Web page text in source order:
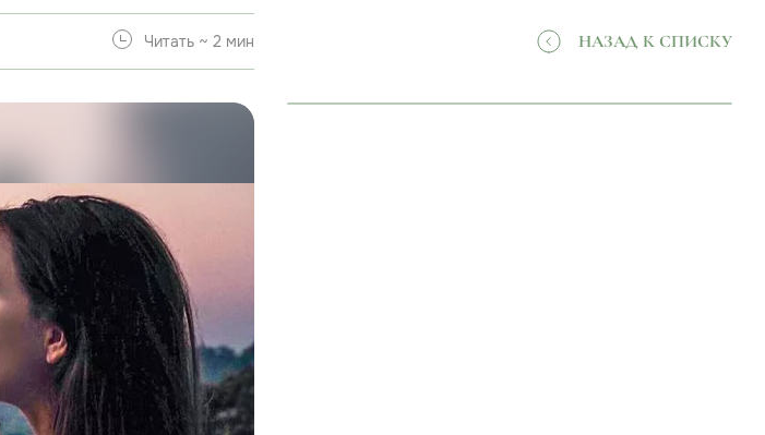
Читать ~ 2 мин НАЗАД К СПИСКУ